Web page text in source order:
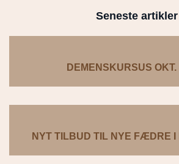
Seneste artikler
DEMENSKURSUS OKT.
NYT TILBUD TIL NYE FÆDRE I